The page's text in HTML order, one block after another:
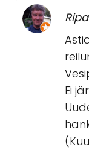
Ei